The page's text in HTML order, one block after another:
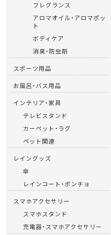
フレグランス
アロマオイル・アロマポッ
ト
ボディケア
消臭・防虫剤
スポーツ用品
お風呂・バス用品
インテリア・家具
テレビスタンド
カーペット・ラグ
ペット関連
レイングッズ
傘
レインコート・ポンチョ
スマホアクセサリー
スマホスタンド
充電器・スマホアクセサリー